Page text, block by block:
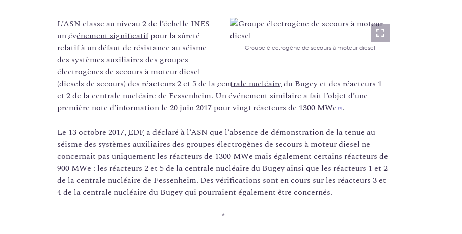
Lightbox
Groupe électrogène de secours à moteur diesel
L’ASN classe au niveau 2 de l’échelle INES
unévénement significatifpour la sûreté
relatif à un défaut de résistance au séisme
des systèmes auxiliaires des groupes
électrogènes de secours à moteur diesel
(diesels de secours) des réacteurs 2 et 5 de lacentrale nucléairedu Bugey et des réacteurs 1
et 2 de la centrale nucléaire de Fessenheim. Un événement similaire a fait l’objet d’une
première note d’information le 20 juin 2017 pour vingt réacteurs de 1300 MWe [1] .
Le 13 octobre 2017, EDFa déclaré à l’ASN que l’absence de démonstration de la tenue au
séisme des systèmes auxiliaires des groupes électrogènes de secours à moteur diesel ne
concernait pas uniquement les réacteurs de 1300 MWe mais également certains réacteurs de
900 MWe : les réacteurs 2 et 5 de la centrale nucléaire du Bugey ainsi que les réacteurs 1 et 2
de la centrale nucléaire de Fessenheim. Des vérifications sont en cours sur les réacteurs 3 et
4 de la centrale nucléaire du Bugey qui pourraient également être concernés.
*